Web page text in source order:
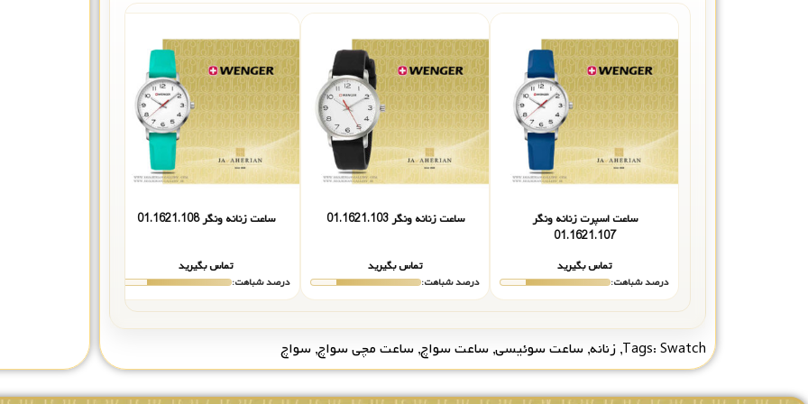
ساعت اسپرت زنانه ونگر
01.1621.107
تماس بگیرید
درصد شباهت:
ساعت زنانه ونگر 01.1621.103
تماس بگیرید
درصد شباهت:
ساعت زنانه ونگر 01.1621.108
تماس بگیرید
درصد شباهت:
Tags: Swatch
, زنانه, ساعت سوئیسی, ساعت سواچ, ساعت مچی سواچ, سواچ